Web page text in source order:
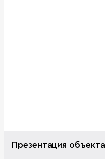
Презентация объекта